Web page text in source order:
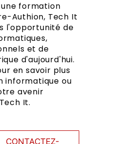
une formation
Authion, Tech It
l'opportunité de
et de
d'aujourd'hui.
en savoir plus
informatique ou
avenir
It.
CONTACTEZ-